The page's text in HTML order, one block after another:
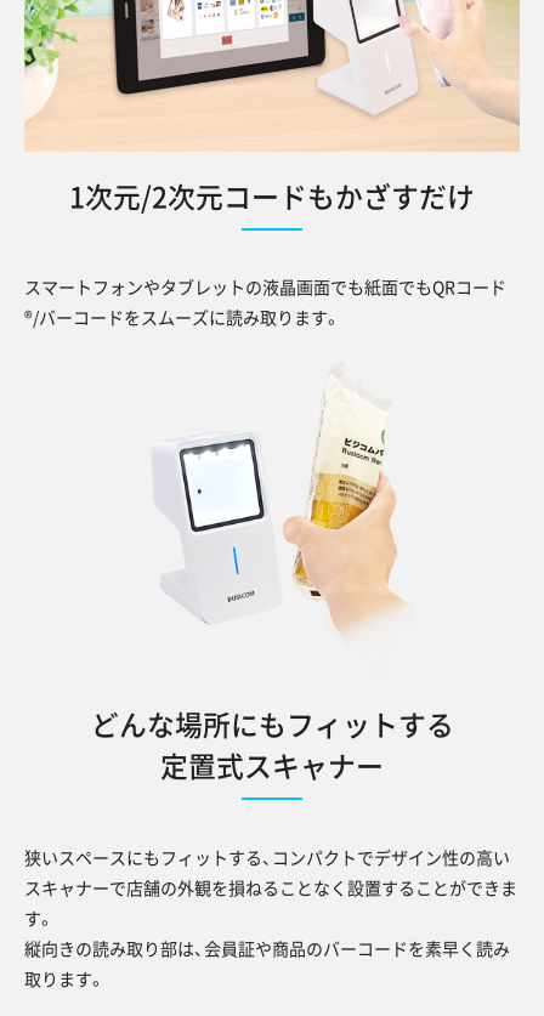
1次元/2次元コードもかざすだけ
スマートフォンやタブレットの液晶画面でも紙面でもQRコード
®/バーコードをスムーズに読み取ります。
どんな場所にもフィットする
定置式スキャナー
狭いスペースにもフィットする、コンパクトでデザイン性の高い
スキャナーで店舗の外観を損ねることなく設置することができま
す。
縦向きの読み取り部は、会員証や商品のバーコードを素早く読み
取ります。